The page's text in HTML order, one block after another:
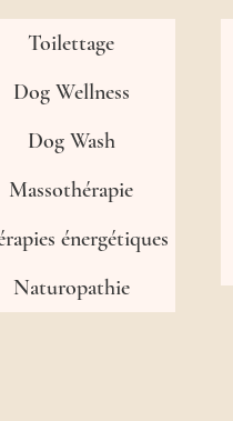
Toilettage
Dog Wellness
Dog Wash
Massothérapie
énergétiques
Naturopathie